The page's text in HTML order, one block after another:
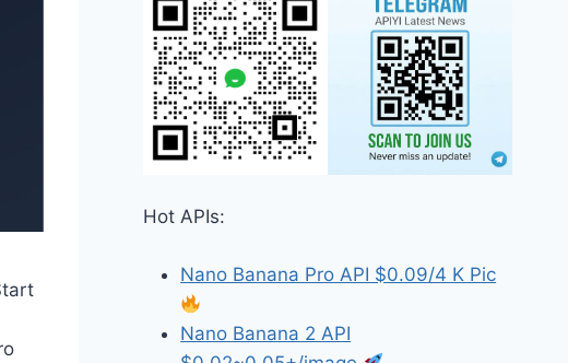
Hot APIs:
Nano Banana Pro API $0.09/4 K Pic
Nano Banana 2 API